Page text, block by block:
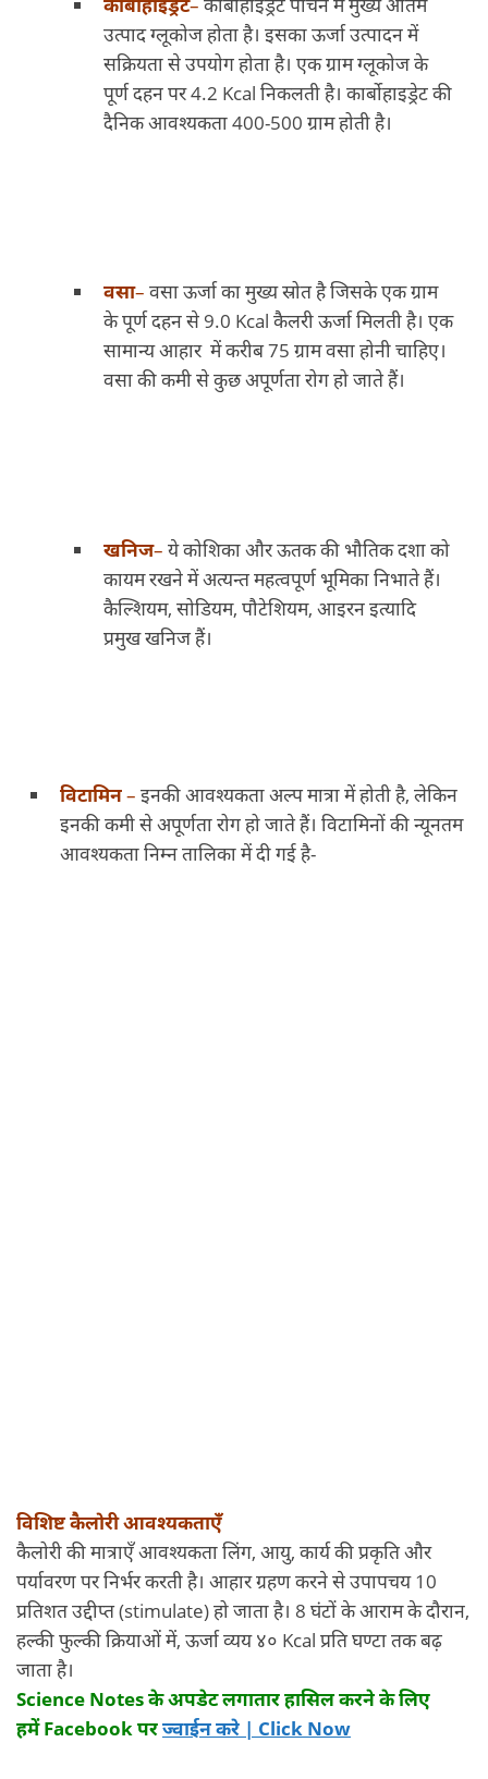
उत्पाद ग्लूकोज होता है। इसका ऊर्जा उत्पादन में
सक्रियता से उपयोग होता है। एक ग्राम ग्लूकोज के
पूर्ण दहन पर 4.2 Kcal निकलती है। कार्बोहाइड्रेट की
दैनिक आवश्यकता 400-500 ग्राम होती है।
वसा– वसा ऊर्जा का मुख्य स्रोत है जिसके एक ग्राम
के पूर्ण दहन से 9.0 Kcal कैलरी ऊर्जा मिलती है। एक
सामान्य आहार में करीब 75 ग्राम वसा होनी चाहिए।
वसा की कमी से कुछ अपूर्णता रोग हो जाते हैं।
खनिज– ये कोशिका और ऊतक की भौतिक दशा को
कायम रखने में अत्यन्त महत्वपूर्ण भूमिका निभाते हैं।
कैल्शियम, सोडियम, पौटेशियम, आइरन इत्यादि
प्रमुख खनिज हैं।
विटामिन– इनकी आवश्यकता अल्प मात्रा में होती है, लेकिन
इनकी कमी से अपूर्णता रोग हो जाते हैं। विटामिनों की न्यूनतम
आवश्यकता निम्न तालिका में दी गई है-
विशिष्ट कैलोरी आवश्यकताएँ
कैलोरी की मात्राएँ आवश्यकता लिंग, आयु, कार्य की प्रकृति और
पर्यावरण पर निर्भर करती है। आहार ग्रहण करने से उपापचय 10
प्रतिशत उद्दीप्त (stimulate) हो जाता है। 8 घंटों के आराम के दौरान,
हल्की फुल्की क्रियाओं में, ऊर्जा व्यय ४० Kcal प्रति घण्टा तक बढ़
जाता है।
Science Notesके अपडेट लगातार हासिल करने के लिए
हमें Facebook परज्वाईन करे | Click Now